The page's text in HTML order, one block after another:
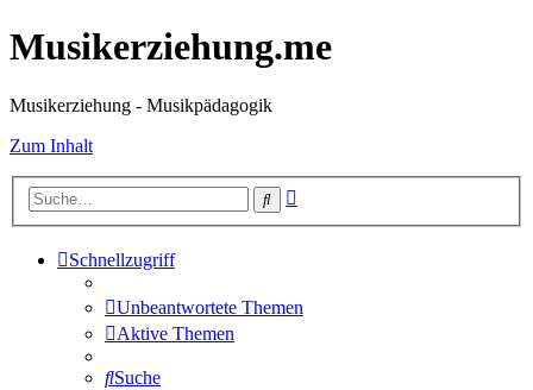
Musikerziehung.me
Musikerziehung - Musikpädagogik
Zum Inhalt
Suche
Schnellzugriff
Unbeantwortete Themen
Aktive Themen
Suche